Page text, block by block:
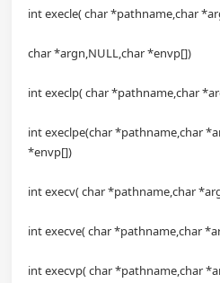
int execle( char *pathname,char
char *argn,NULL,char *envp[])
int execlp( char *pathname,char
int execlpe(char *pathname,char
*envp[])
int execv( char *pathname,char
int execve( char *pathname,char
int execvp( char *pathname,char